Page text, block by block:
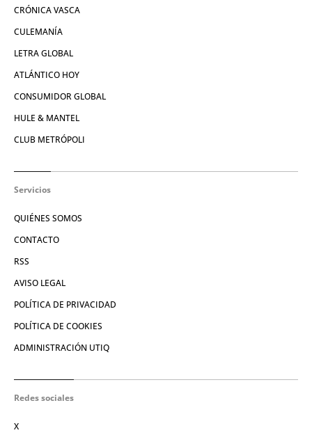
CRÓNICA VASCA
CULEMANÍA
LETRA GLOBAL
ATLÁNTICO HOY
CONSUMIDOR GLOBAL
HULE & MANTEL
CLUB METRÓPOLI
Servicios
QUIÉNES SOMOS
CONTACTO
RSS
AVISO LEGAL
POLÍTICA DE PRIVACIDAD
POLÍTICA DE COOKIES
ADMINISTRACIÓN UTIQ
Redes sociales
X